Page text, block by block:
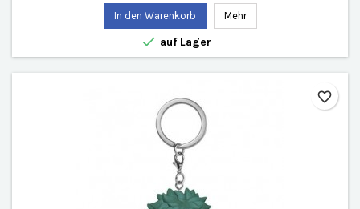
In den Warenkorb Mehr
 auf Lager
favorite_border